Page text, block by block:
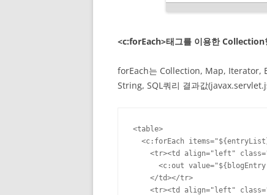
<c:forEach>태그를 이용한 Collection
forEach는 Collection, Map, Iterator,
String, SQL쿼리 결과값
<table>
<c:forEach
<tr><td align="left"
<c:out
</td></tr>
<tr><td align="left"